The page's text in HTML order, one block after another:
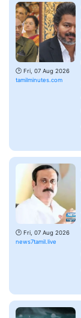
🕑 Fri, 07 Aug 2026
tamilminutes.com
🕑 Fri, 07 Aug 2026
news7tamil.live